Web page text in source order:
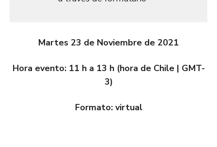
Martes 23 de Noviembre de 2021
Hora evento: 11 h a 13 h (hora de Chile | GMT-
3)
Formato: virtual